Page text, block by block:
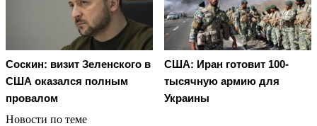
Соскин: визит Зеленского в
США оказался полным
провалом
США: Иран готовит 100-
тысячную армию для
Украины
Новости по теме